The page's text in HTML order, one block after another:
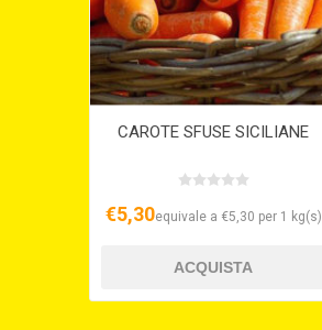
CAROTE SFUSE SICILIANE
€5,30equivale a €5,30 per 1 kg(s)